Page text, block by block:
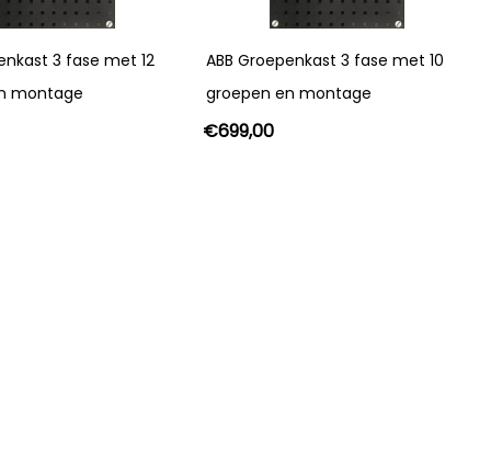
3 fase met 12
montage
ABB Groepenkast 3 fase met 10
groepen en montage
€699,00